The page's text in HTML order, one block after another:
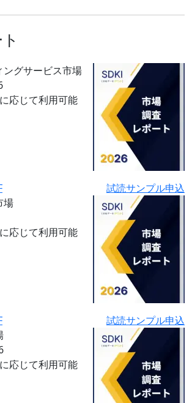
グサービス市場
応じて利用可能
試読サンプル申込
場
応じて利用可能
試読サンプル申込
応じて利用可能